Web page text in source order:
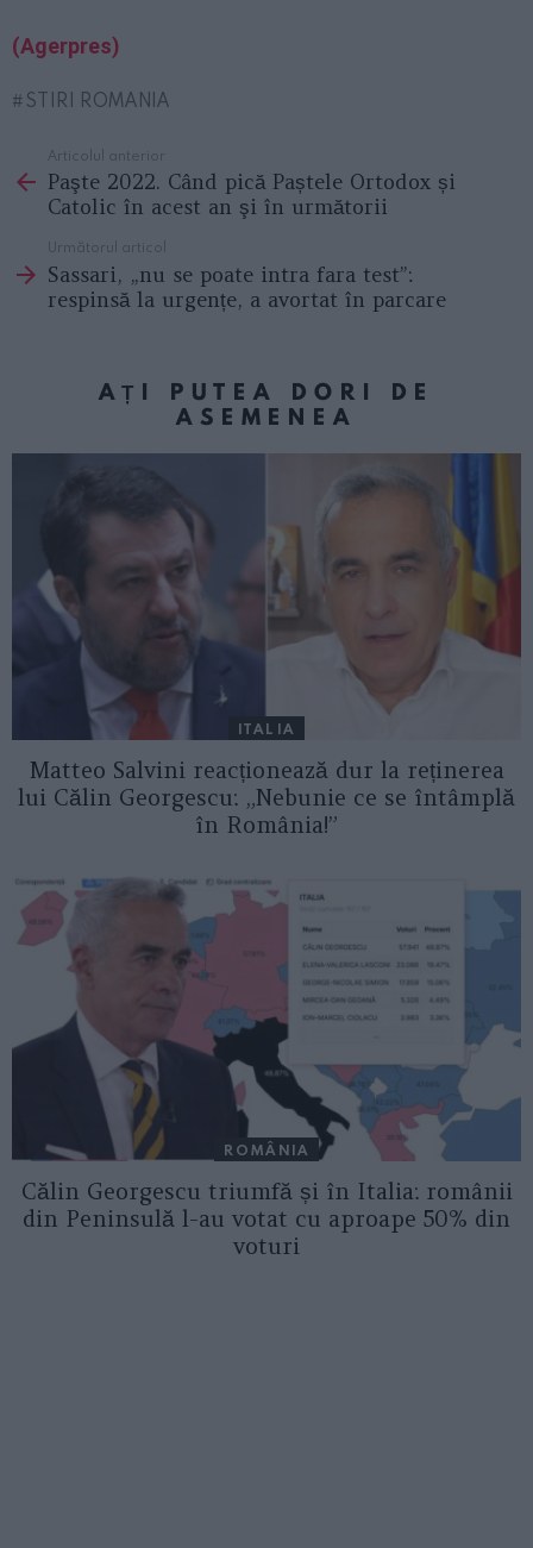
(Agerpres)
STIRI ROMANIA
more
Articolul anterior
Paşte 2022. Când pică Paștele Ortodox și
Catolic în acest an şi în următorii
Următorul articol
Sassari, „nu se poate intra fara test”:
respinsă la urgențe, a avortat în parcare
AȚI PUTEA DORI DE
ASEMENEA
ITALIA
Matteo Salvini reacționează dur la reținerea
lui Călin Georgescu: „Nebunie ce se întâmplă
în România!”
ROMÂNIA
Călin Georgescu triumfă și în Italia: românii
din Peninsulă l-au votat cu aproape 50% din
voturi